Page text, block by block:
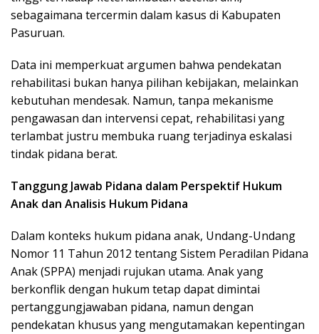
sebagaimana tercermin dalam kasus di Kabupaten
Pasuruan.
Data ini memperkuat argumen bahwa pendekatan
rehabilitasi bukan hanya pilihan kebijakan, melainkan
kebutuhan mendesak. Namun, tanpa mekanisme
pengawasan dan intervensi cepat, rehabilitasi yang
terlambat justru membuka ruang terjadinya eskalasi
tindak pidana berat.
Tanggung Jawab Pidana dalam Perspektif Hukum
Anak dan Analisis Hukum Pidana
Dalam konteks hukum pidana anak, Undang-Undang
Nomor 11 Tahun 2012 tentang Sistem Peradilan Pidana
Anak (SPPA) menjadi rujukan utama. Anak yang
berkonflik dengan hukum tetap dapat dimintai
pertanggungjawaban pidana, namun dengan
pendekatan khusus yang mengutamakan kepentingan